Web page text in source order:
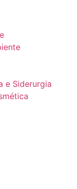
e Siderurgia